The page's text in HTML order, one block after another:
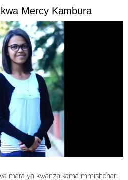
Mercy Kambura
mara ya kwanza kama mmishenari